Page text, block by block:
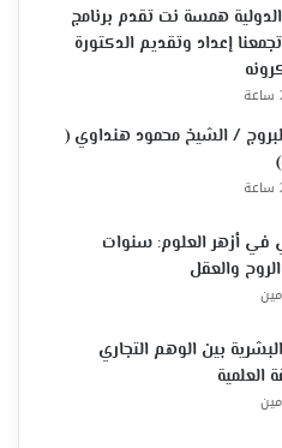
همسة نت تقدم برنامج
تجمعنا إعداد وتقديم الدكتورة
/ الشيخ محمود هنداوي (
في أزهر العلوم: سنوات
والعقل
البشرية بين الوهم التجاري
العلمية